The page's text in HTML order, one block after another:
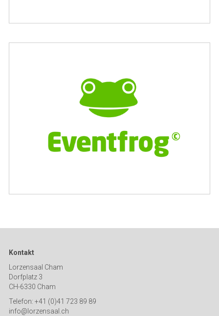
Kontakt
Lorzensaal Cham
Dorfplatz 3
CH-6330 Cham
Telefon: +41 (0)41 723 89 89
info@lorzensaal.ch